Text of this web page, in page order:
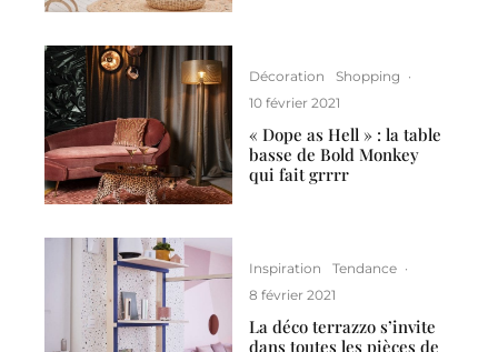
Décoration Shopping ·
10 février 2021
« Dope as Hell » : la table
basse de Bold Monkey
qui fait grrrr
Inspiration Tendance ·
8 février 2021
La déco terrazzo s’invite
dans toutes les pièces de